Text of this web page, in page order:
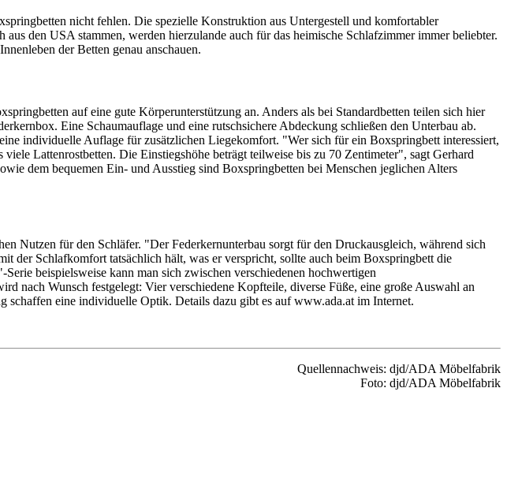
nicht fehlen. Die spezielle Konstruktion aus Untergestell und komfortabler
den USA stammen, werden hierzulande auch für das heimische Schlafzimmer immer beliebter.
der Betten genau anschauen.
auf eine gute Körperunterstützung an. Anders als bei Standardbetten teilen sich hier
Eine Schaumauflage und eine rutschsichere Abdeckung schließen den Unterbau ab.
individuelle Auflage für zusätzlichen Liegekomfort. "Wer sich für ein Boxspringbett interessiert,
Lattenrostbetten. Die Einstiegshöhe beträgt teilweise bis zu 70 Zentimeter", sagt Gerhard
dem bequemen Ein- und Ausstieg sind Boxspringbetten bei Menschen jeglichen Alters
Nutzen für den Schläfer. "Der Federkernunterbau sorgt für den Druckausgleich, während sich
der Schlafkomfort tatsächlich hält, was er verspricht, sollte auch beim Boxspringbett die
beispielsweise kann man sich zwischen verschiedenen hochwertigen
nach Wunsch festgelegt: Vier verschiedene Kopfteile, diverse Füße, eine große Auswahl an
schaffen eine individuelle Optik. Details dazu gibt es auf www.ada.at im Internet.
Quellennachweis: djd/ADA Möbelfabrik
Foto: djd/ADA Möbelfabrik